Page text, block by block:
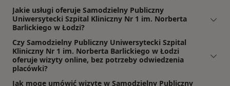
Jakie usługi oferuje Samodzielny Publiczny
Uniwersytecki Szpital Kliniczny Nr 1 im. Norberta
Barlickiego w Łodzi?
Czy Samodzielny Publiczny Uniwersytecki Szpital
Kliniczny Nr 1 im. Norberta Barlickiego w Łodzi
oferuje wizyty online, bez potrzeby odwiedzenia
placówki?
Jak mogę umówić wizytę w Samodzielny Publiczny